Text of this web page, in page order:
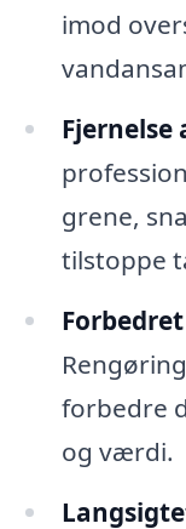
imod
Fjernelse
grene,
tilstoppe
forbedre
og værdi.